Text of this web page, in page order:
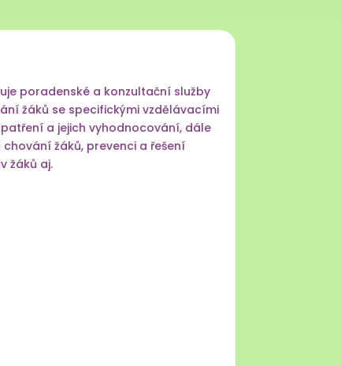
poradenské a konzultační služby
žáků se specifickými vzdělávacími
a jejich vyhodnocování, dále
žáků, prevenci a řešení
žáků aj.